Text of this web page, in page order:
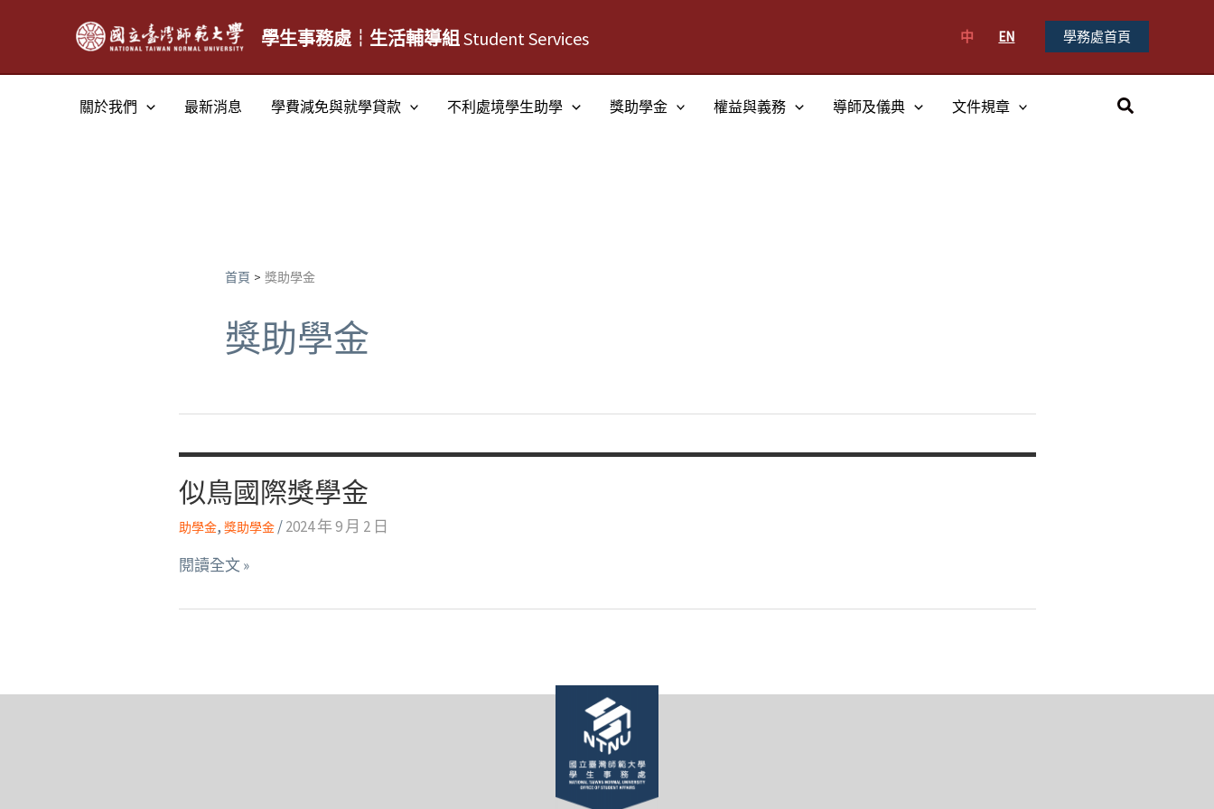
學生事務處┆生活輔導組Student Services 中 EN 學務處首頁
關於我們 最新消息 學費減免與就學貸款 不利處境學生助學 獎助學金 權益與義務 導師及儀典 文件規章
搜
首頁 獎助學金
獎助學金
似鳥國際獎學金
助學金, 獎助學金/2024 年 9 月 2 日
似
國
學
閱讀全文 »